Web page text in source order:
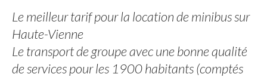
Le meilleur tarif pour la location de minibus sur
Haute-Vienne
Le transport de groupe avec une bonne qualité
de services pour les 1900 habitants (comptés